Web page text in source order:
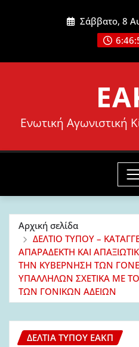
Σάββατο, 8
Ενωτική Αγωνιστική
Αρχική σελίδα
ΔΕΛΤΙΟ ΤΥΠΟΥ –
ΑΠΑΡΑΔΕΚΤΗ ΚΑΙ
ΤΗΝ ΚΥΒΕΡΝΗΣΗ ΤΩΝ
ΥΠΑΛΛΗΛΩΝ ΣΧΕΤΙΚΑ ΜΕ
ΤΩΝ ΓΟΝΙΚΩΝ ΑΔΕΙΩΝ
ΔΕΛΤΊΑ ΤΎΠΟΥ ΕΑΚΠ